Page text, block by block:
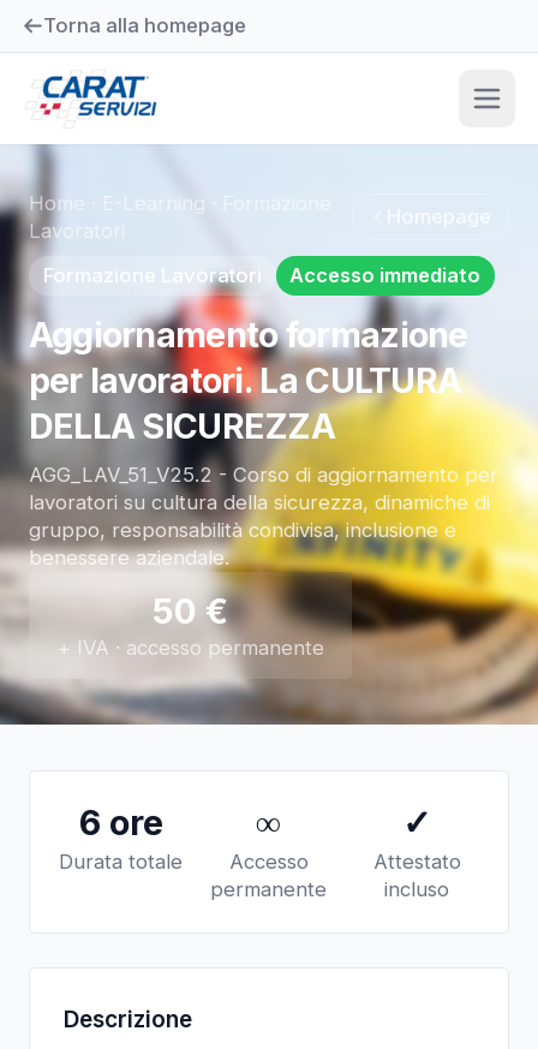
Torna alla homepage
Home E-Learning
Lavoratori
Homepage
Formazione Lavoratori Accesso immediato
Aggiornamento formazione
per lavoratori. La CULTURA
DELLA SICUREZZA
AGG_LAV_51_V25.2 - Corso di aggiornamento per
lavoratori su cultura della sicurezza, dinamiche di
gruppo, responsabilità condivisa, inclusione e
benessere aziendale.
50 €
+ IVA · accesso permanente
6 ore
Durata totale
∞
Accesso
permanente
✓
Attestato
incluso
Descrizione